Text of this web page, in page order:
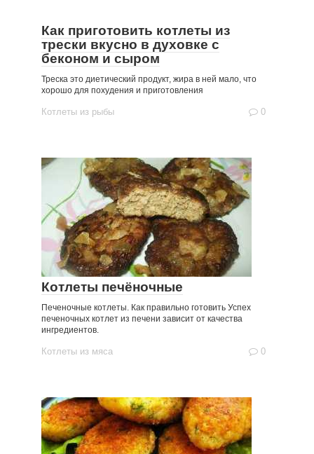
Как приготовить котлеты из
трески вкусно в духовке с
беконом и сыром
Треска это диетический продукт, жира в ней мало, что
хорошо для похудения и приготовления
Котлеты из рыбы 0
Котлеты печёночные
Печеночные котлеты. Как правильно готовить Успех
печеночных котлет из печени зависит от качества
ингредиентов.
Котлеты из мяса 0